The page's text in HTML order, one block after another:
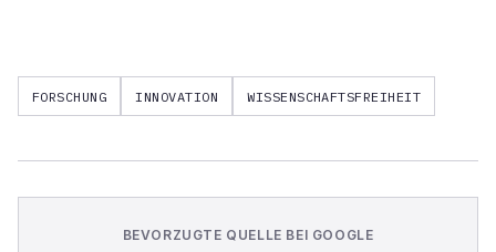
FORSCHUNG INNOVATION WISSENSCHAFTSFREIHEIT
BEVORZUGTE QUELLE BEI GOOGLE